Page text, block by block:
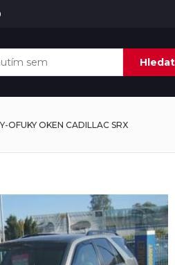
Hledat
OFUKY OKEN CADILLAC SRX